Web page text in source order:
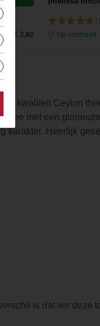
€ 3,80
Op voorraad
kwaliteit Ceylon
met een
karakter. Heerlijk
is dat we deze